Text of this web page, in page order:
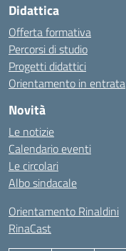
Didattica
Offerta formativa
Percorsi di studio
Progetti didattici
Orientamento in entrata
Novità
Le notizie
Calendario eventi
Le circolari
Albo sindacale
Orientamento Rinaldini
RinaCast